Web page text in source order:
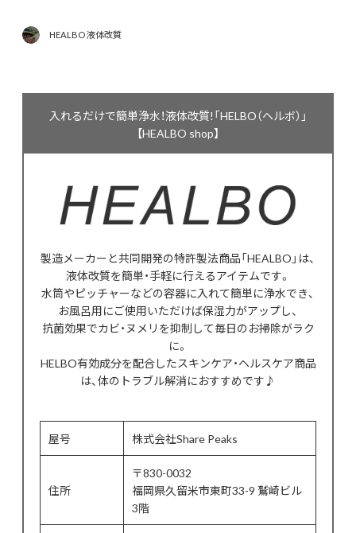
HEALBO 液体改質
入れるだけで簡単浄水！液体改質!「HELBO（ヘルボ）」
【HEALBO shop】
製造メーカーと共同開発の特許製法商品「HEALBO」は、
液体改質を簡単・手軽に行えるアイテムです。
水筒やピッチャーなどの容器に入れて簡単に浄水でき、
お風呂用にご使用いただけば保湿力がアップし、
抗菌効果でカビ・ヌメリを抑制して毎日のお掃除がラク
に。
HELBO有効成分を配合したスキンケア・ヘルスケア商品
は、体のトラブル解消におすすめです♪
屋号 株式会社Share Peaks
住所
〒830-0032
福岡県久留米市東町33-9 鷲崎ビル
3階